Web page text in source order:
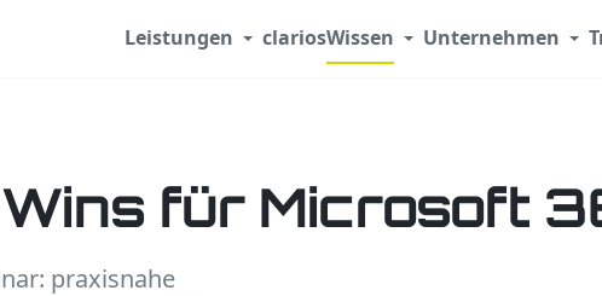
Leistungen clariosWissen Unternehmen
für Microsoft
praxisnahe